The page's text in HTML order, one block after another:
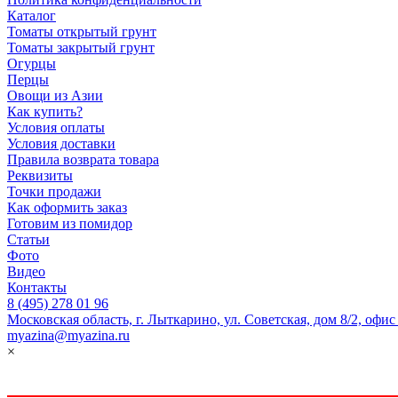
Каталог
Томаты открытый грунт
Томаты закрытый грунт
Огурцы
Перцы
Овощи из Азии
Как купить?
Условия оплаты
Условия доставки
Правила возврата товара
Реквизиты
Точки продажи
Как оформить заказ
Готовим из помидор
Статьи
Фото
Видео
Контакты
8 (495) 278 01 96
Московская область, г. Лыткарино, ул. Советская, дом 8/2,
myazina@myazina.ru
×